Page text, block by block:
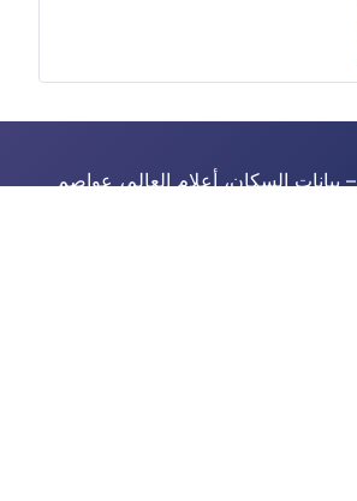
محتوى JustNFO – بيانات السكان، أعلام العالم، عواصم